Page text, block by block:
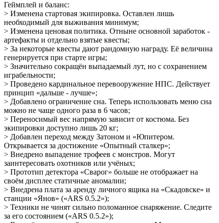
Геймплей и баланс:
> Изменена стартовая экипировка. Оставлен лишь
необходимый для выживания минимум;
> Изменена ценовая политика. Отныне основной заработок -
артефакты и отдельно взятые квесты;
> За некоторые квесты дают рандомную награду. Её величина
генерируется при старте игры;
> Значительно сокращён выпадаемый лут, но с сохранением
играбельности;
> Проведено кардинальное перевооружение НПС. Действует
принцип «дальше - лучше»;
> Добавлено ограничение сна. Теперь использовать меню сна
можно не чаще одного раза в 6 часов;
> Переносимый вес напрямую зависит от костюма. Без
экипировки доступно лишь 20 кг;
> Добавлен переход между Затоном и «Юпитером.
Открывается за достижение «Опытный сталкер»;
> Внедрено выпадение трофеев с монстров. Могут
заинтересовать охотников или учёных;
> Прототип детектора «Сварог» больше не отображает на
своём дисплее статичные аномалии;
> Внедрена плата за аренду личного ящика на «Скадовске» и
станции «Янов» («ARS 0.5.2»);
> Техники не чинят сильно поломанное снаряжение. Следите
за его состоянием («ARS 0.5.2»);